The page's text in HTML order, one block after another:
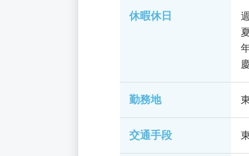
休暇休日
勤務地
交通手段